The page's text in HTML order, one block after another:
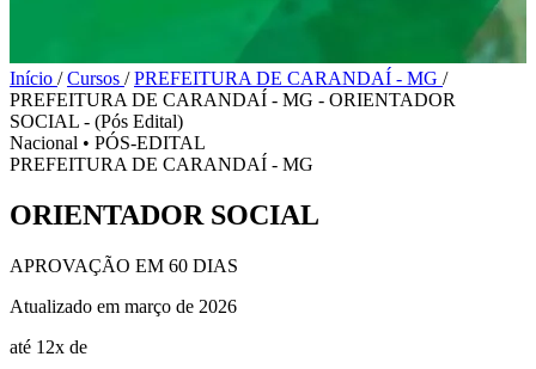
Início / Cursos / PREFEITURA DE CARANDAÍ - MG /
PREFEITURA DE CARANDAÍ - MG - ORIENTADOR
SOCIAL - (Pós Edital)
Nacional • PÓS-EDITAL
PREFEITURA DE CARANDAÍ - MG
ORIENTADOR SOCIAL
APROVAÇÃO EM 60 DIAS
Atualizado em março de 2026
até 12x de